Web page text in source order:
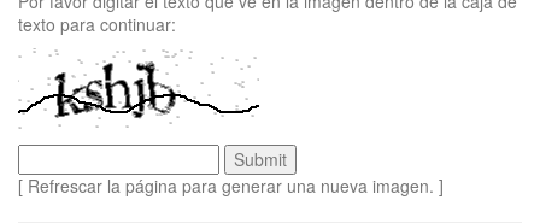
texto para continuar:
[ Refrescar la página para generar una nueva imagen. ]